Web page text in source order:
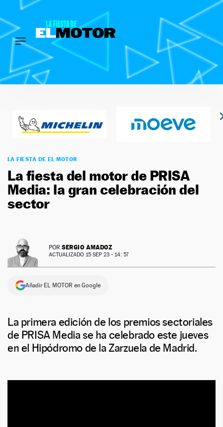
Saltar
contenido
INICIO
PREMIOS
MOTOR
LA FIESTA DE EL MOTOR
La fiesta del motor de PRISA
Media: la gran celebración del
sector
POR SERGIO AMADOZ
ACTUALIZADO 15 SEP 23 - 14: 57
Añadir EL MOTOR en Google
La primera edición de los premios sectoriales
de PRISA Media se ha celebrado este jueves
en el Hipódromo de la Zarzuela de Madrid.